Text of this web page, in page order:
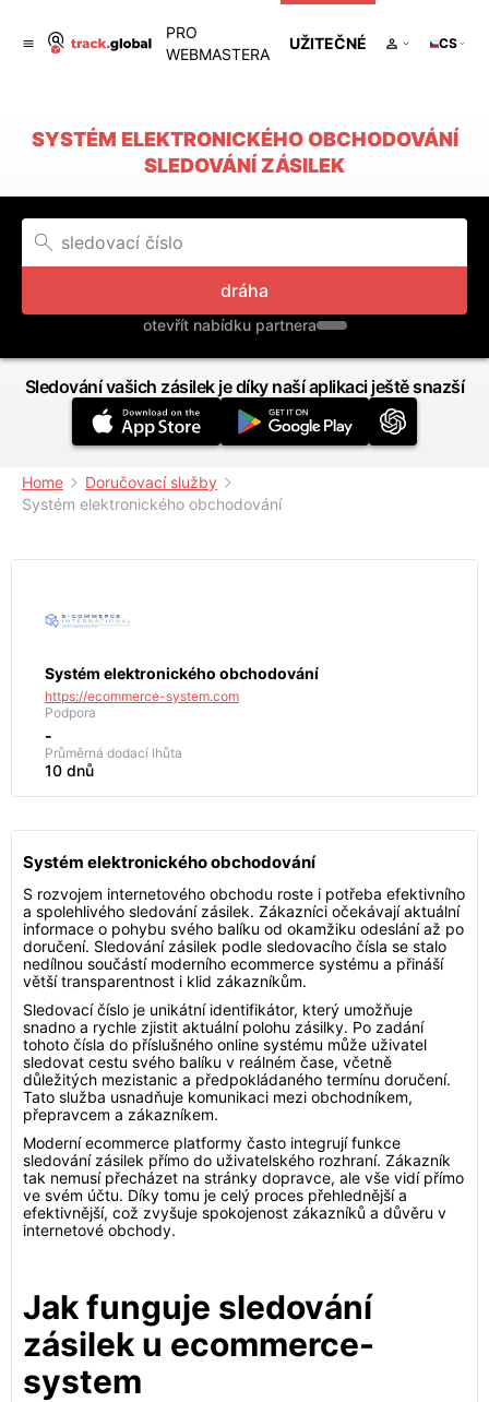
PRO
WEBMASTERA
UŽITEČNÉ CS
SYSTÉM ELEKTRONICKÉHO OBCHODOVÁNÍ
SLEDOVÁNÍ ZÁSILEK
dráha
otevřít nabídku partnera
Sledování vašich zásilek je díky naší aplikaci ještě snazší
Home
Doručovací služby
Systém elektronického obchodování
Systém elektronického obchodování
https://ecommerce-system.com
Podpora
-
Průměrná dodací lhůta
10 dnů
Systém elektronického obchodování
S rozvojem internetového obchodu roste i potřeba efektivního
a spolehlivého sledování zásilek. Zákazníci očekávají aktuální
informace o pohybu svého balíku od okamžiku odeslání až po
doručení. Sledování zásilek podle sledovacího čísla se stalo
nedílnou součástí moderního ecommerce systému a přináší
větší transparentnost i klid zákazníkům.
Sledovací číslo je unikátní identifikátor, který umožňuje
snadno a rychle zjistit aktuální polohu zásilky. Po zadání
tohoto čísla do příslušného online systému může uživatel
sledovat cestu svého balíku v reálném čase, včetně
důležitých mezistanic a předpokládaného termínu doručení.
Tato služba usnadňuje komunikaci mezi obchodníkem,
přepravcem a zákazníkem.
Moderní ecommerce platformy často integrují funkce
sledování zásilek přímo do uživatelského rozhraní. Zákazník
tak nemusí přecházet na stránky dopravce, ale vše vidí přímo
ve svém účtu. Díky tomu je celý proces přehlednější a
efektivnější, což zvyšuje spokojenost zákazníků a důvěru v
internetové obchody.
Jak funguje sledování
zásilek u ecommerce-
system